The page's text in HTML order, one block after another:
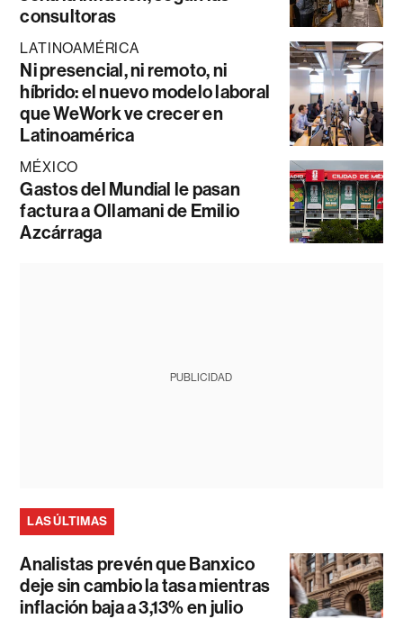
consultoras
LATINOAMÉRICA
Ni presencial, ni remoto, ni
híbrido: el nuevo modelo laboral
que WeWork ve crecer en
Latinoamérica
MÉXICO
Gastos del Mundial le pasan
factura a Ollamani de Emilio
Azcárraga
PUBLICIDAD
LAS ÚLTIMAS
Analistas prevén que Banxico
deje sin cambio la tasa mientras
inflación baja a 3,13% en julio